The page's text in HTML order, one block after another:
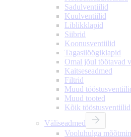
Sadulventiilid
Kuulventiilid
Liblikklapid
Siibrid
Koonusventiilid
Tagasilöögiklapid
Omal jõul töötavad
Kaitseseadmed
Filtrid
Muud
Muud tooted
Kõik tööstusventiilid
Väliseadmed
Vooluhulga